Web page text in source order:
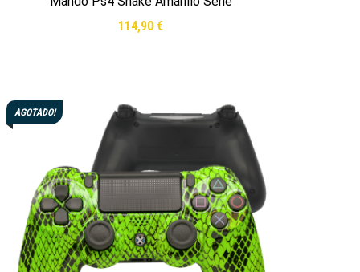
114,90 €
AGOTADO!